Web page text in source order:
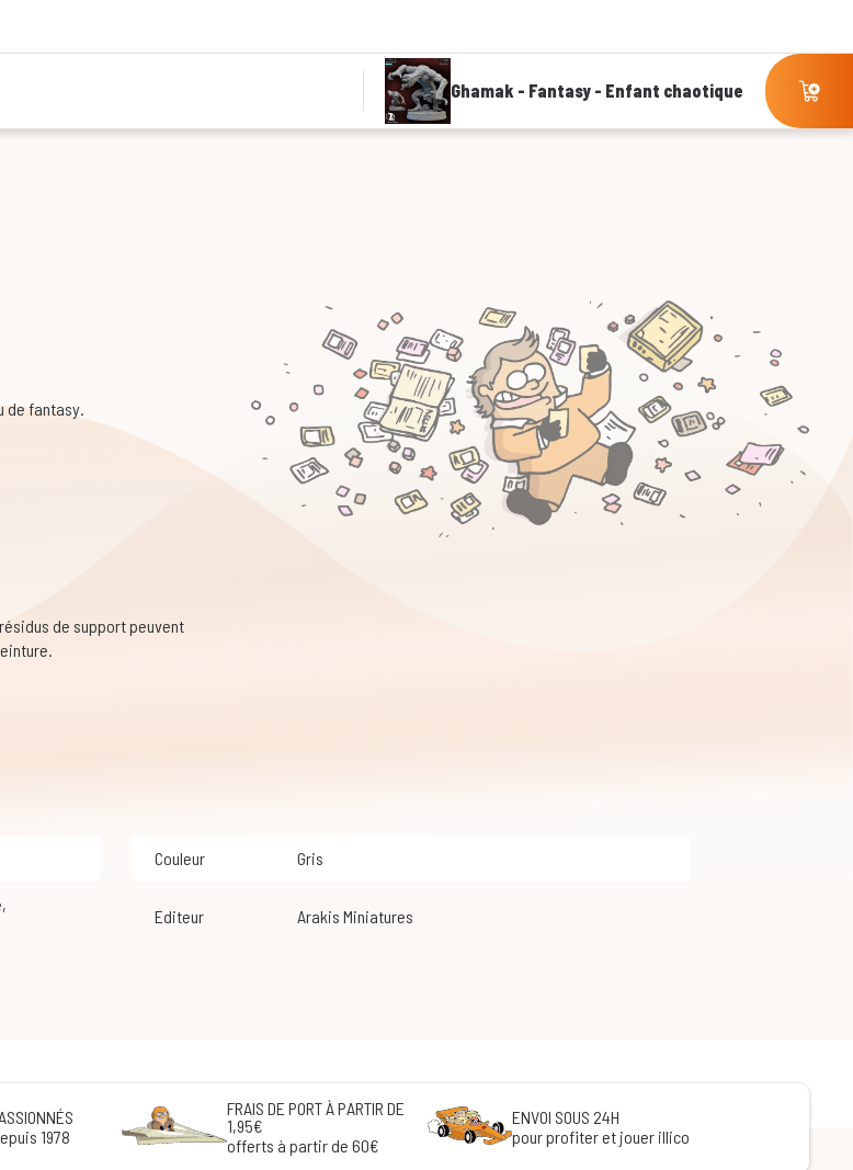
Ghamak - Fantasy - Enfant chaotique
de fantasy.
de support peuvent
Couleur Gris
,
Editeur Arakis Miniatures
1978
FRAIS DE PORT À PARTIR DE
1,95€
offerts à partir de 60€
ENVOI SOUS 24H
pour profiter et jouer illico